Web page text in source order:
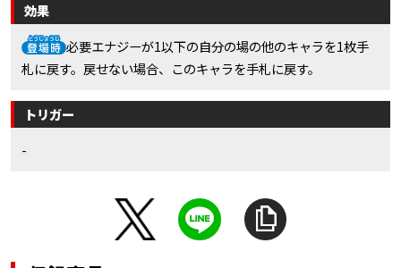
効果
必要エナジーが1以下の自分の場の他のキャラを1枚手
札に戻す。戻せない場合、このキャラを手札に戻す。
トリガー
-